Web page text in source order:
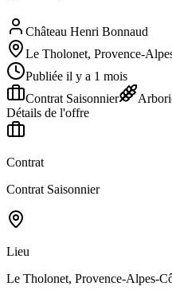
Château Henri Bonnaud
Le Tholonet, Provence-
Publiée il y a 1 mois
Contrat Saisonnier
Détails de l'offre
Contrat
Contrat Saisonnier
Lieu
Le Tholonet, Provence-Alpes-